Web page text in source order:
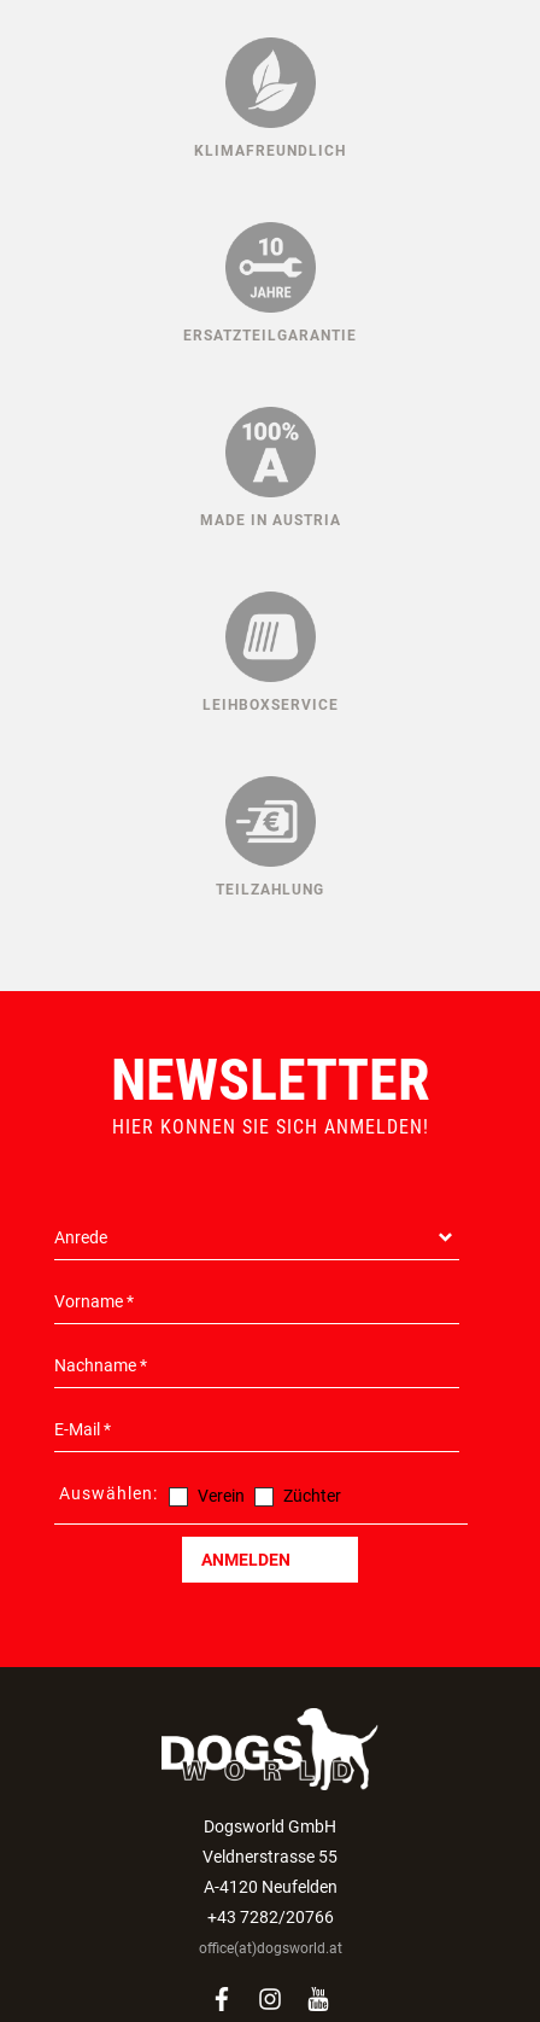
KLIMAFREUNDLICH
ERSATZTEILGARANTIE
MADE IN AUSTRIA
LEIHBOXSERVICE
TEILZAHLUNG
NEWSLETTER
HIER KONNEN SIE SICH ANMELDEN!
Auswählen: Verein Züchter
ANMELDEN
Dogsworld GmbH
Veldnerstrasse 55
A-4120 Neufelden
+43 7282/20766
office(at)dogsworld.at
facebook
instagram
youtube